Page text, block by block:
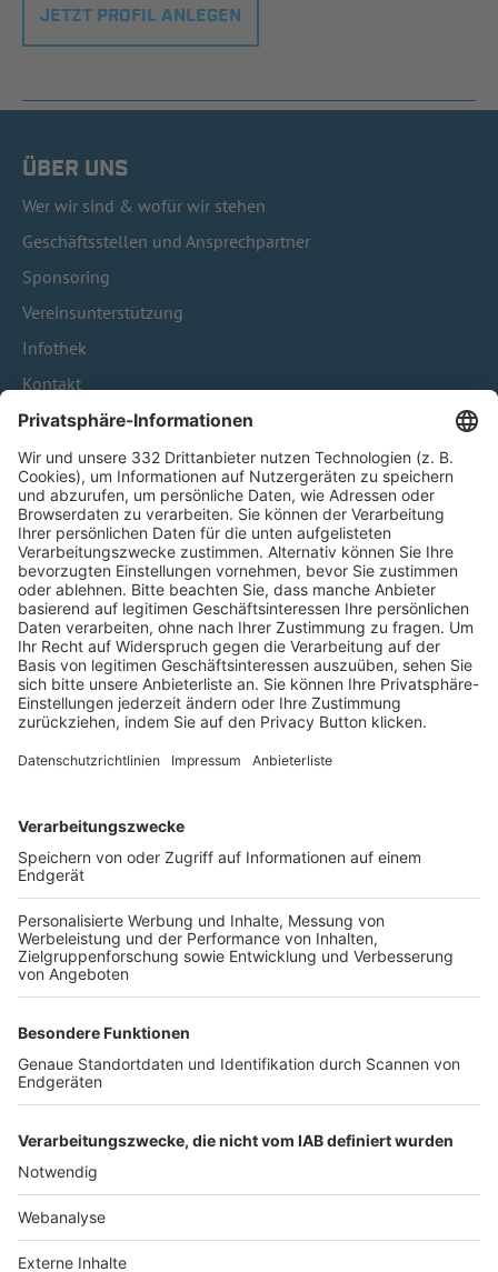
JETZT PROFIL ANLEGEN
ÜBER UNS
Wer wir sind & wofür wir stehen
Geschäftsstellen und Ansprechpartner
Sponsoring
Vereinsunterstützung
Infothek
Kontakt
HÄUFIG BESUCHTE SEITEN
Pässe und Vereinswechsel
Trainerausbildung
Schulungsangebot Vereinsmitarbeiter
BFV-Geschäftsstellen
Trainerbörse
Login SpielPlus
FOLGE DEM BFV
TOP-VEREINE
TOP-PARTNER
Nutzungsbedingungen Datenschutz Impressum